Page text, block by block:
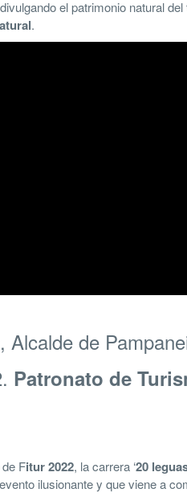
el patrimonio natural
.
de
Patronato de
Fitur 2022, la carrera ‘20
ilusionante y que viene a